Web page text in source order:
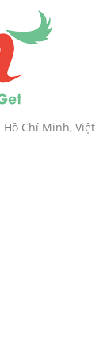
Hồ Chí Minh, Việt